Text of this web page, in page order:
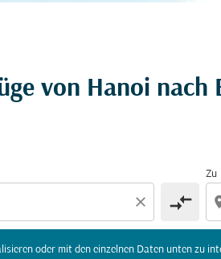
von Hanoi nach
close compare_arrows
Zu
oder mit den einzelnen Daten unten zu
Ziel) zu aktualisieren oder mit